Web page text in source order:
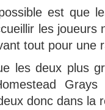
est que
les joueurs
tout pour une
les deux plus
Grays
donc dans la